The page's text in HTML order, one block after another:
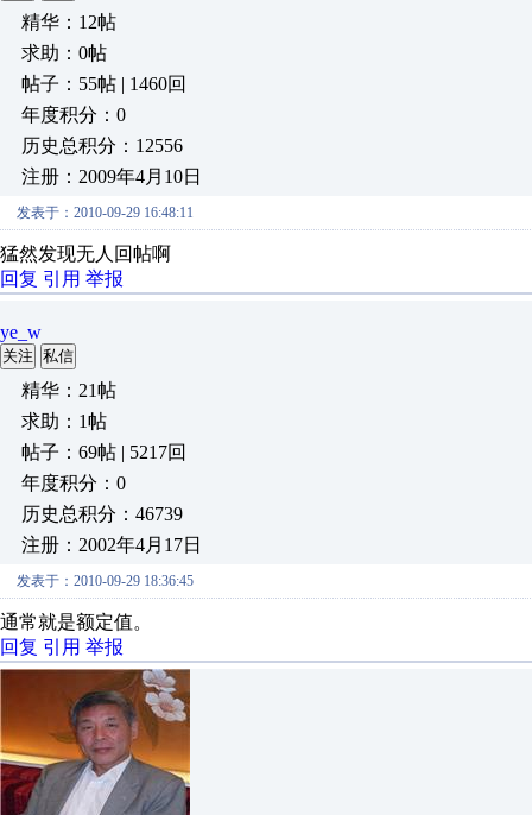
精华：12帖
求助：0帖
帖子：55帖 | 1460回
年度积分：0
历史总积分：12556
注册：2009年4月10日
发表于：2010-09-29 16:48:11
猛然发现无人回帖啊
回复 引用 举报
ye_w
关注 私信
精华：21帖
求助：1帖
帖子：69帖 | 5217回
年度积分：0
历史总积分：46739
注册：2002年4月17日
发表于：2010-09-29 18:36:45
通常就是额定值。
回复 引用 举报